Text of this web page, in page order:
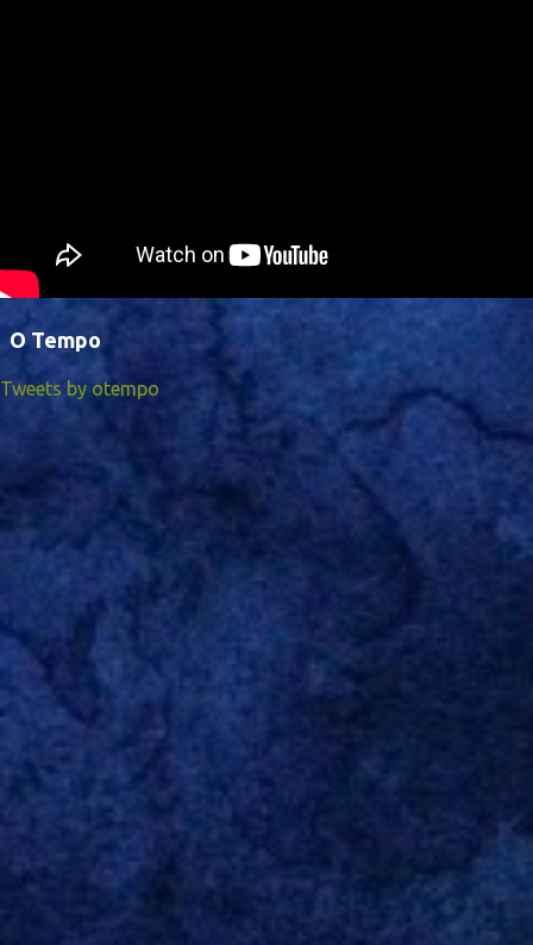
O Tempo
Tweets by otempo